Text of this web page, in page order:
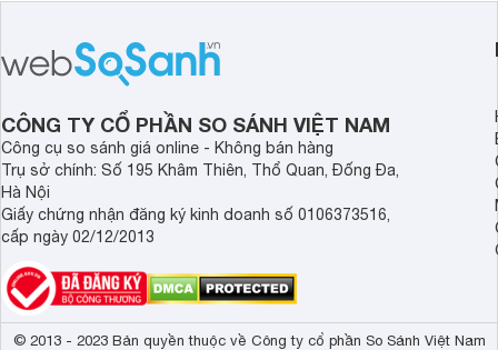
tới cho người dùng một thiết bị chất
lượng với nhiều trang bị ấn tượng và
độ bền bỉ cho nhu cầu sử dụng lâu
dài.
trang bị hiện đại
CÔNG TY CỔ PHẦN SO SÁNH VIỆT NAM
Công cụ so sánh giá online - Không bán hàng
Trụ sở chính: Số 195 Khâm Thiên, Thổ Quan, Đống Đa,
Hà Nội
Giấy chứng nhận đăng ký kinh doanh số 0106373516,
cấp ngày 02/12/2013
© 2013 - 2023 Bản quyền thuộc về Công ty cổ phần So Sánh Việt Nam